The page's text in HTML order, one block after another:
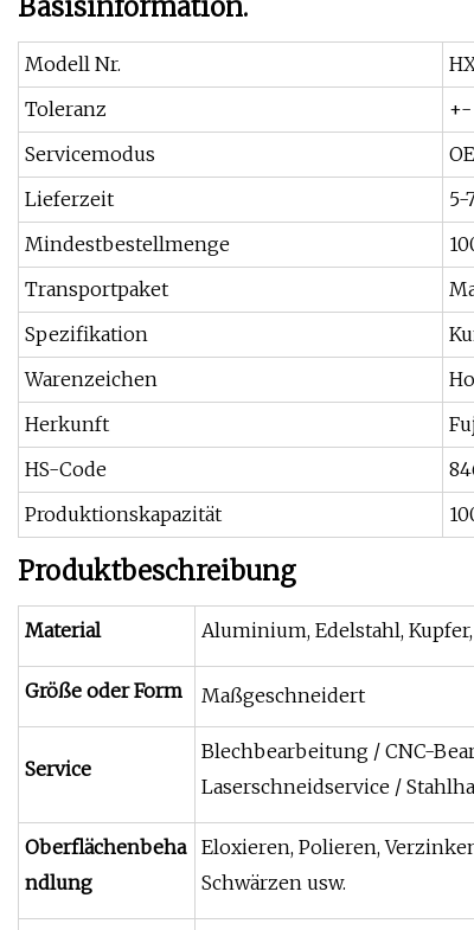
Basisinformation.
Modell Nr.
Toleranz
+-
Servicemodus
Lieferzeit
5-
Mindestbestellmenge
Transportpaket
Spezifikation
Warenzeichen
Herkunft
HS-Code
Produktionskapazität
Produktbeschreibung
Material Aluminium, Edelstahl,
Größe oder Form Maßgeschneidert
Service
Blechbearbeitung / CNC-
Laserschneidservice /
Oberflächenbeha
ndlung
Eloxieren, Polieren,
Schwärzen usw.